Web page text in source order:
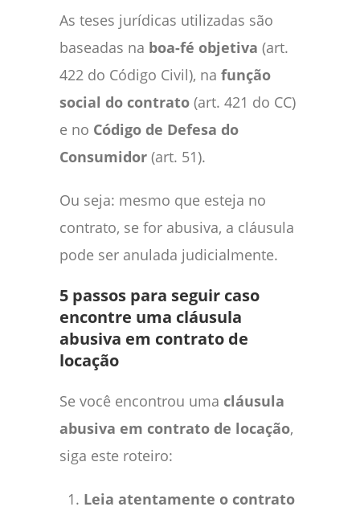
As teses jurídicas utilizadas são
baseadas na boa-fé objetiva (art.
422 do Código Civil), na função
social do contrato (art. 421 do CC)
e no Código de Defesa do
Consumidor (art. 51).
Ou seja: mesmo que esteja no
contrato, se for abusiva, a cláusula
pode ser anulada judicialmente.
5 passos para seguir caso
encontre uma cláusula
abusiva em contrato de
locação
Se você encontrou uma cláusula
abusiva em contrato de locação,
siga este roteiro:
Leia atentamente o contrato